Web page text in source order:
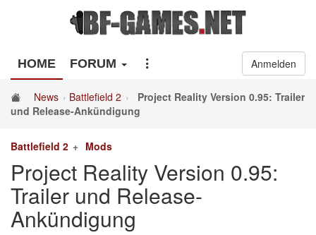
HOME FORUM Anmelden
News Battlefield 2
Project Reality Version 0.95: Trailer
und Release-Ankündigung
Battlefield 2 Mods
Project Reality Version 0.95:
Trailer und Release-
Ankündigung